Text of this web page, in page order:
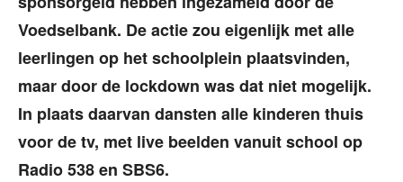
Voedselbank. De actie zou eigenlijk met alle
leerlingen op het schoolplein plaatsvinden,
maar door de lockdown was dat niet mogelijk.
In plaats daarvan dansten alle kinderen thuis
voor de tv, met live beelden vanuit school op
Radio 538 en SBS6.